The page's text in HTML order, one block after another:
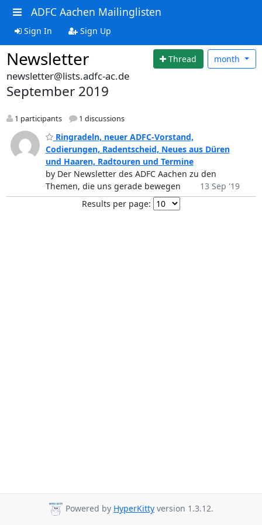
ADFC Aachen Mailinglisten
Sign In Sign Up
Newsletter Thread month
newsletter@lists.adfc-ac.de
September 2019
1 participants 1 discussions
Ringradeln, neuer ADFC-Vorstand,
Codierungen, Radentscheid, Neues aus Düren
und Haaren, Radtouren und Termine
by Der Newsletter des ADFC Aachen zu den
Themen, die uns gerade bewegen
13 Sep '19
Results per page:
Powered by HyperKitty version 1.3.12.